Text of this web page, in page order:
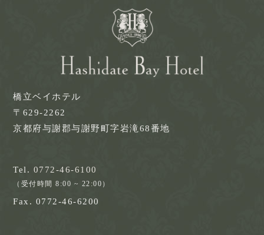
橋立ベイホテル
〒629-2262
京都府与謝郡与謝野町字岩滝68番地
Tel. 0772-46-6100
（受付時間 8:00 ~ 22:00）
Fax. 0772-46-6200